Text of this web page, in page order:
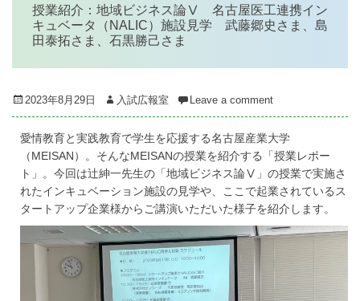
授業紹介：地域ビジネス論Ⅴ 名古屋医工連携イン
キュベータ（NALIC）施設見学 武藤郷史さま、島
田泰拓さま、石黒勝己さま
Posted
on
2023年8月29日 Author
入試広報室 Leave a comment
愛情教育と実践教育で学生を応援する名古屋産業大学
（MEISAN）。そんなMEISANの授業を紹介する「授業レポー
ト」。今回は辻紳一先生の「地域ビジネス論Ⅴ」の授業で実施さ
れたインキュベーション施設の見学や、ここで起業されているス
タートアップ企業様からご講演いただいた様子を紹介します。